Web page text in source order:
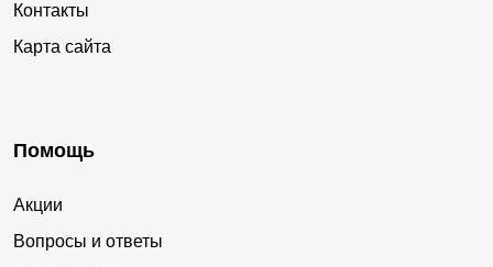
Контакты
Карта сайта
Помощь
Акции
Вопросы и ответы